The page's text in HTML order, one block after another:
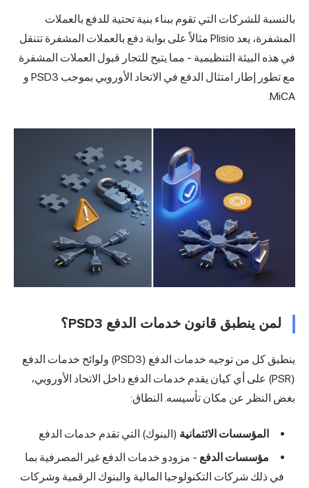
بالنسبة للشركات التي تقوم ببناء بنية تحتية للدفع بالعملات
المشفرة، يعد Plisio مثالاً على بوابة دفع بالعملات المشفرة تتنقل
في هذه البيئة التنظيمية - مما يتيح للتجار قبول العملات المشفرة
مع تطور إطار امتثال الدفع في الاتحاد الأوروبي بموجب PSD3 و
MiCA.
لمن ينطبق قانون خدمات الدفع PSD3؟
ينطبق كل من توجيه خدمات الدفع (PSD3) ولوائح خدمات الدفع
(PSR) على أي كيان يقدم خدمات الدفع داخل الاتحاد الأوروبي،
بغض النظر عن مكان تأسيسه. النطاق:
المؤسسات الائتمانية (البنوك) التي تقدم خدمات الدفع
مؤسسات الدفع - مزودو خدمات الدفع غير المصرفية بما
في ذلك شركات التكنولوجيا المالية والبنوك الرقمية وشركات